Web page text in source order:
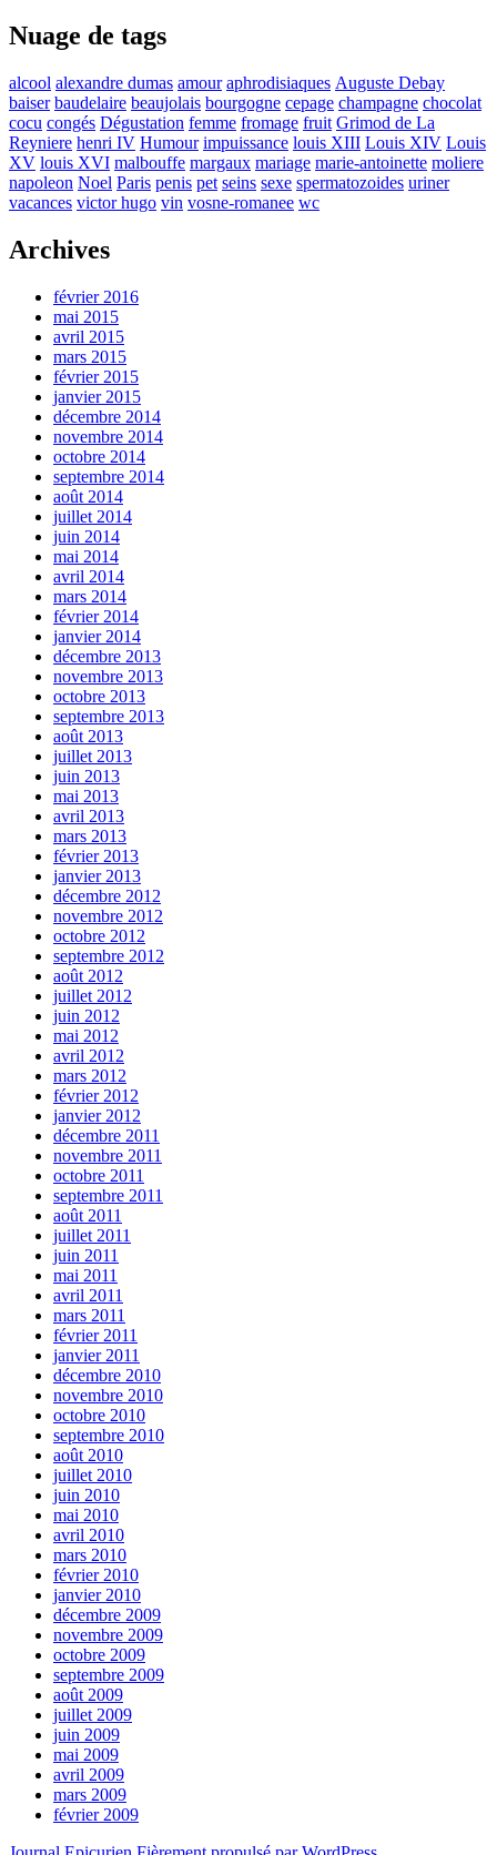
Nuage de tags
alcool alexandre dumas amour aphrodisiaques Auguste Debay
baiser baudelaire beaujolais bourgogne cepage champagne chocolat
cocu congés Dégustation femme fromage fruit Grimod de La
Reyniere henri IV Humour impuissance louis XIII Louis XIV Louis
XV louis XVI malbouffe margaux mariage marie-antoinette moliere
napoleon Noel Paris penis pet seins sexe spermatozoides uriner
vacances victor hugo vin vosne-romanee wc
Archives
février 2016
mai 2015
avril 2015
mars 2015
février 2015
janvier 2015
décembre 2014
novembre 2014
octobre 2014
septembre 2014
août 2014
juillet 2014
juin 2014
mai 2014
avril 2014
mars 2014
février 2014
janvier 2014
décembre 2013
novembre 2013
octobre 2013
septembre 2013
août 2013
juillet 2013
juin 2013
mai 2013
avril 2013
mars 2013
février 2013
janvier 2013
décembre 2012
novembre 2012
octobre 2012
septembre 2012
août 2012
juillet 2012
juin 2012
mai 2012
avril 2012
mars 2012
février 2012
janvier 2012
décembre 2011
novembre 2011
octobre 2011
septembre 2011
août 2011
juillet 2011
juin 2011
mai 2011
avril 2011
mars 2011
février 2011
janvier 2011
décembre 2010
novembre 2010
octobre 2010
septembre 2010
août 2010
juillet 2010
juin 2010
mai 2010
avril 2010
mars 2010
février 2010
janvier 2010
décembre 2009
novembre 2009
octobre 2009
septembre 2009
août 2009
juillet 2009
juin 2009
mai 2009
avril 2009
mars 2009
février 2009